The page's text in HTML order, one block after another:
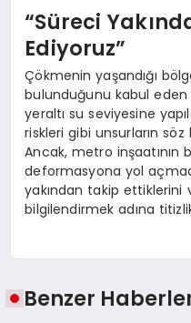
“Süreci
Ediyoruz”
Çökmenin yaşandığı
bulunduğunu kabul eden
yeraltı su seviyesine
riskleri gibi unsurların
Ancak, metro inşaatının
deformasyona yol
yakından takip
bilgilendirmek adına
Benzer